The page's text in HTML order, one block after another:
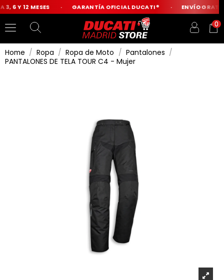
6 Y 12 MESES GARANTÍA OFICIAL DUCATI® ENVÍO
0
Home Ropa Ropa de Moto
Pantalones
PANTALONES DE TELA TOUR C4 - Mujer